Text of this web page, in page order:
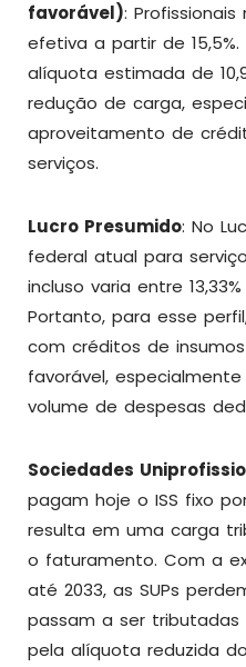
favorável):
efetiva a partir de
alíquota estimada de
redução de carga,
aproveitamento de
serviços.
Lucro Presumido: No
federal atual para
incluso varia entre
Portanto, para esse
com créditos de
favorável,
volume de despesas
Sociedades
pagam hoje o ISS fixo
resulta em uma carga
o faturamento. Com a
até 2033, as SUPs
passam a ser
pela alíquota reduzida